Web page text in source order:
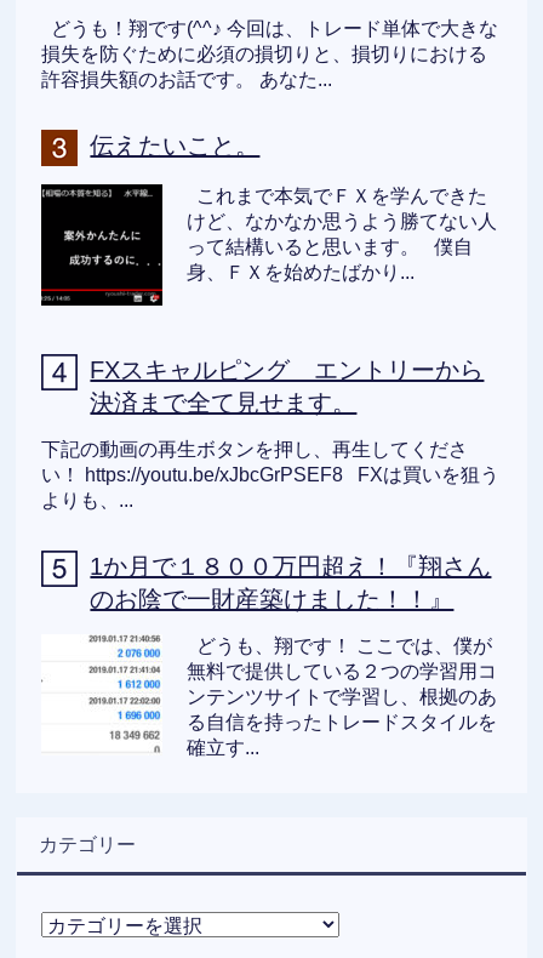
どうも！翔です(^^♪ 今回は、トレード単体で大きな
損失を防ぐために必須の損切りと、損切りにおける
許容損失額のお話です。 あなた...
伝えたいこと。
これまで本気でＦＸを学んできた
けど、なかなか思うよう勝てない人
って結構いると思います。 僕自
身、ＦＸを始めたばかり...
FXスキャルピング エントリーから
決済まで全て見せます。
下記の動画の再生ボタンを押し、再生してくださ
い！ https://youtu.be/xJbcGrPSEF8 FXは買いを狙う
よりも、...
1か月で１８００万円超え！『翔さん
のお陰で一財産築けました！！』
どうも、翔です！ ここでは、僕が
無料で提供している２つの学習用コ
ンテンツサイトで学習し、根拠のあ
る自信を持ったトレードスタイルを
確立す...
カテゴリー
カ